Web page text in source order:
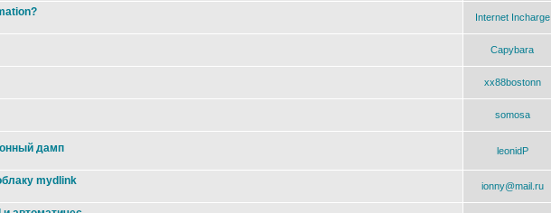
Internet Incharge
Capybara
xx88bostonn
somosa
дамп leonidP
mydlink ionny@mail.ru